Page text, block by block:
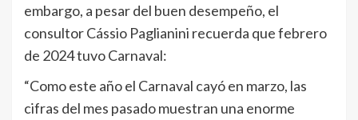
embargo, a pesar del buen desempeño, el
consultor Cássio Paglianini recuerda que febrero
de 2024 tuvo Carnaval:
“Como este año el Carnaval cayó en marzo, las
cifras del mes pasado muestran una enorme